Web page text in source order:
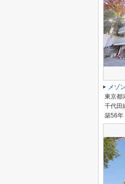
メゾ
東京都
千代田
築56年